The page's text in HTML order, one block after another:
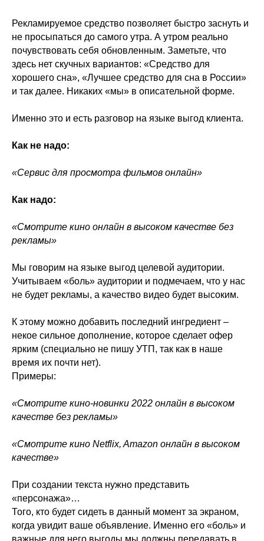
Рекламируемое средство позволяет быстро заснуть и
не просыпаться до самого утра. А утром реально
почувствовать себя обновленным. Заметьте, что
здесь нет скучных вариантов: «Средство для
хорошего сна», «Лучшее средство для сна в России»
и так далее. Никаких «мы» в описательной форме.
Именно это и есть разговор на языке выгод клиента.
Как не надо:
«Сервис для просмотра фильмов онлайн»
Как надо:
«Смотрите кино онлайн в высоком качестве без
рекламы»
Мы говорим на языке выгод целевой аудитории.
Учитываем «боль» аудитории и подмечаем, что у нас
не будет рекламы, а качество видео будет высоким.
К этому можно добавить последний ингредиент –
некое сильное дополнение, которое сделает офер
ярким (специально не пишу УТП, так как в наше
время их почти нет).
Примеры:
«Смотрите кино-новинки 2022 онлайн в высоком
качестве без рекламы»
«Смотрите кино Netflix, Amazon онлайн в высоком
качестве»
При создании текста нужно представить
«персонажа»…
Того, кто будет сидеть в данный момент за экраном,
когда увидит ваше объявление. Именно его «боль» и